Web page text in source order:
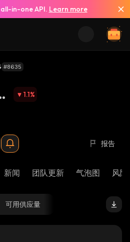
all-in-one API. Learn more
#8635
1.1%
报告
新闻 团队更新 气泡图 风险
可用供应量